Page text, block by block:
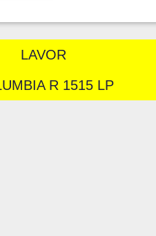
LAVOR
R 1515 LP